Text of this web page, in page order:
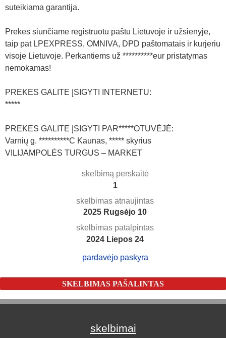
suteikiama garantija.
Prekes siunčiame registruotu paštu Lietuvoje ir užsienyje,
taip pat LPEXPRESS, OMNIVA, DPD paštomatais ir kurjeriu
visoje Lietuvoje. Perkantiems už **********eur pristatymas
nemokamas!
PREKES GALITE ĮSIGYTI INTERNETU:
*****
PREKES GALITE ĮSIGYTI PAR*****OTUVĖJĖ:
Varnių g. **********C Kaunas, ***** skyrius
VILIJAMPOLĖS TURGUS – MARKET
skelbimą perskaitė
1
skelbimas atnaujintas
2025 Rugsėjo 10
skelbimas patalpintas
2024 Liepos 24
pardavėjo paskyra
SKELBIMAS PAŠALINTAS
skelbimai